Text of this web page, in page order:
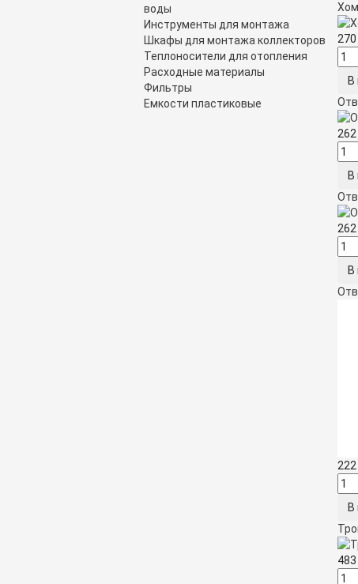
воды
Инструменты для монтажа
Шкафы для монтажа коллекторов
Теплоносители для отопления
Расходные материалы
Фильтры
Емкости пластиковые
270
262
262
222
483